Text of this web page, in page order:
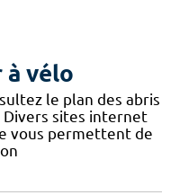
à vélo
le plan des abris
sites internet
vous permettent de